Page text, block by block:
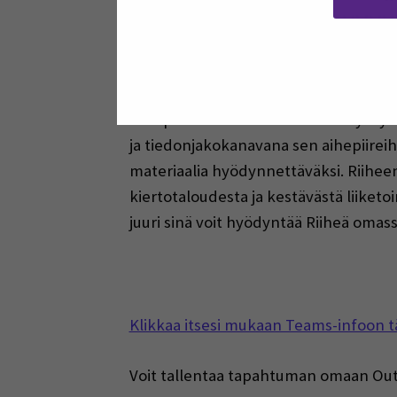
Haluatko lisää
tilaisuuksiisi?
ja tiedonjakokanavana sen
materiaalia hyödynnettäväksi.
kiertotaloudesta ja kestävästä
juuri sinä voit hyödyntää Riiheä
Klikkaa itsesi mukaan Teams-infoon
Voit tallentaa tapahtuman omaan